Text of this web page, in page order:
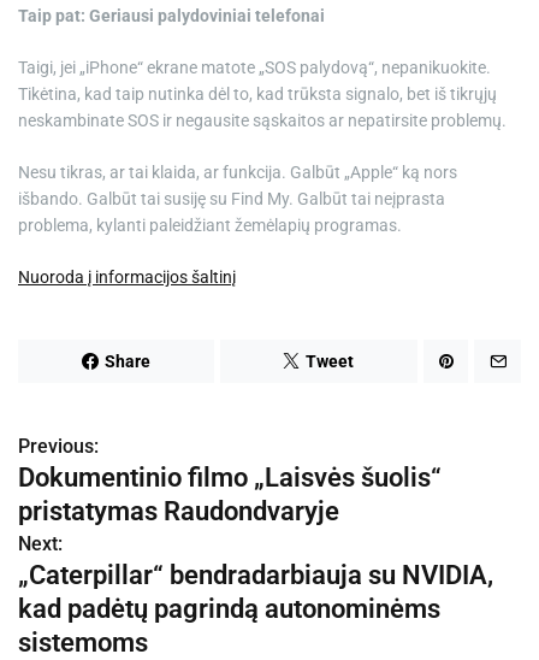
Taip pat: Geriausi palydoviniai telefonai
Taigi, jei „iPhone“ ekrane matote „SOS palydovą“, nepanikuokite.
Tikėtina, kad taip nutinka dėl to, kad trūksta signalo, bet iš tikrųjų
neskambinate SOS ir negausite sąskaitos ar nepatirsite problemų.
Nesu tikras, ar tai klaida, ar funkcija. Galbūt „Apple“ ką nors
išbando. Galbūt tai susiję su Find My. Galbūt tai neįprasta
problema, kylanti paleidžiant žemėlapių programas.
Nuoroda į informacijos šaltinį
Share Tweet
N
a
v
i
g
Previous:
Dokumentinio filmo „Laisvės šuolis“
pristatymas Raudondvaryje
Next:
„Caterpillar“ bendradarbiauja su NVIDIA,
kad padėtų pagrindą autonominėms
sistemoms